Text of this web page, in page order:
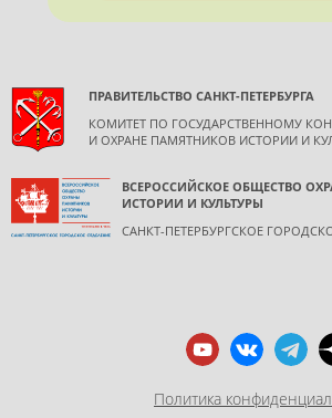
ПРАВИТЕЛЬСТВО САНКТ-ПЕТЕРБУРГА
КОМИТЕТ ПО ГОСУДАРСТВЕННОМУ
И ОХРАНЕ ПАМЯТНИКОВ ИСТОРИИ И
ВСЕРОССИЙСКОЕ ОБЩЕСТВО
ИСТОРИИ И КУЛЬТУРЫ
САНКТ-ПЕТЕРБУРГСКОЕ
Политика